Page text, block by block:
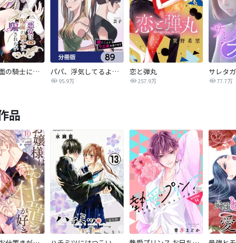
悪女は仮面の騎士に騙されない パパ、浮気してるよ？娘と二人でクズ夫を捨てます【分冊版】
95.9万
恋と弾丸
257.9万 77.7万
品